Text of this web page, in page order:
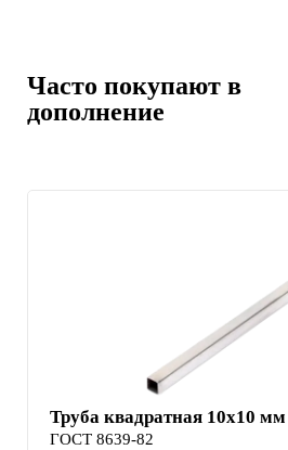
Часто покупают в
дополнение
Труба квадратная 10х10 мм
ГОСТ 8639-82